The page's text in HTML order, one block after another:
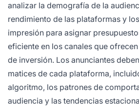
analizar la demografía de la
rendimiento de las plataformas y
impresión para asignar
eficiente en los canales que
de inversión. Los anunciantes
matices de cada plataforma,
algoritmo, los patrones de
audiencia y las tendencias